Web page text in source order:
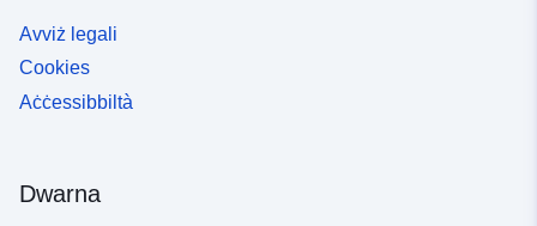
Avviż legali
Cookies
Aċċessibbiltà
Dwarna